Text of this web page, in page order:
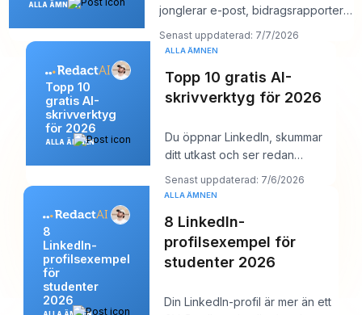
ALLA ÄMNEN
jonglerar e-post, bidragsrapporter,
en landningssida för ett evenemang
o
Senast uppdaterad: 7/7/2026
Topp 10
gratis AI-
skrivverktyg
för 2026
ALLA ÄMNEN
ALLA ÄMNEN
Topp 10 gratis AI-
skrivverktyg för 2026
Du öppnar LinkedIn, skummar
ditt utkast och ser redan
problemet. Idén är användbar,
men inledningen
Senast uppdaterad: 7/6/2026
8
LinkedIn-
profilsexempel
för
studenter
2026
ALLA ÄMNEN
8 LinkedIn-
profilsexempel för
studenter 2026
Din LinkedIn-profil är mer än ett